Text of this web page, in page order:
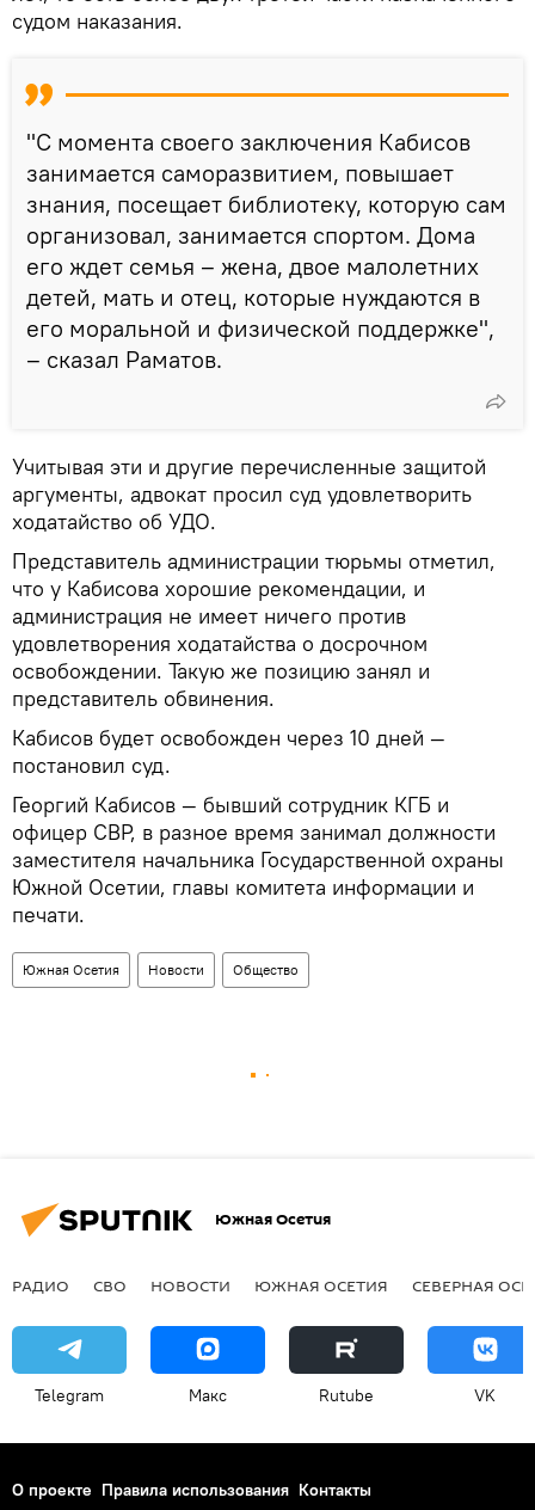
судом наказания.
"С момента своего заключения Кабисов
занимается саморазвитием, повышает
знания, посещает библиотеку, которую сам
организовал, занимается спортом. Дома
его ждет семья – жена, двое малолетних
детей, мать и отец, которые нуждаются в
его моральной и физической поддержке",
– сказал Раматов.
Учитывая эти и другие перечисленные защитой
аргументы, адвокат просил суд удовлетворить
ходатайство об УДО.
Представитель администрации тюрьмы отметил,
что у Кабисова хорошие рекомендации, и
администрация не имеет ничего против
удовлетворения ходатайства о досрочном
освобождении. Такую же позицию занял и
представитель обвинения.
Кабисов будет освобожден через 10 дней —
постановил суд.
Георгий Кабисов — бывший сотрудник КГБ и
офицер СВР, в разное время занимал должности
заместителя начальника Государственной охраны
Южной Осетии, главы комитета информации и
печати.
Южная Осетия Новости Общество
Южная Осетия
РАДИО СВО НОВОСТИ ЮЖНАЯ ОСЕТИЯ СЕВЕРНАЯ
Telegram Макс Rutube VK
О проекте Правила использования Контакты